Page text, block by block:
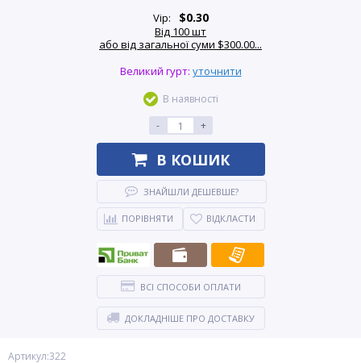
Артикул:322
Vip: $0.30
Від 100 шт
або від загальної суми $300.00...
Великий гурт: уточнити
В наявності
-
+
В КОШИК
ЗНАЙШЛИ ДЕШЕВШЕ?
ПОРІВНЯТИ ВІДКЛАСТИ
ВСІ СПОСОБИ ОПЛАТИ
ДОКЛАДНІШЕ ПРО ДОСТАВКУ